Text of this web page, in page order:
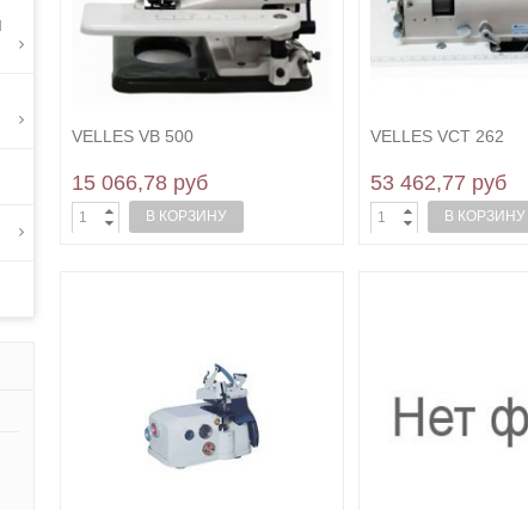
VELLES VB 500
15 066,78 руб
В КОРЗИНУ
VELLES VCT 262
53 462,77 руб
В КОРЗИНУ